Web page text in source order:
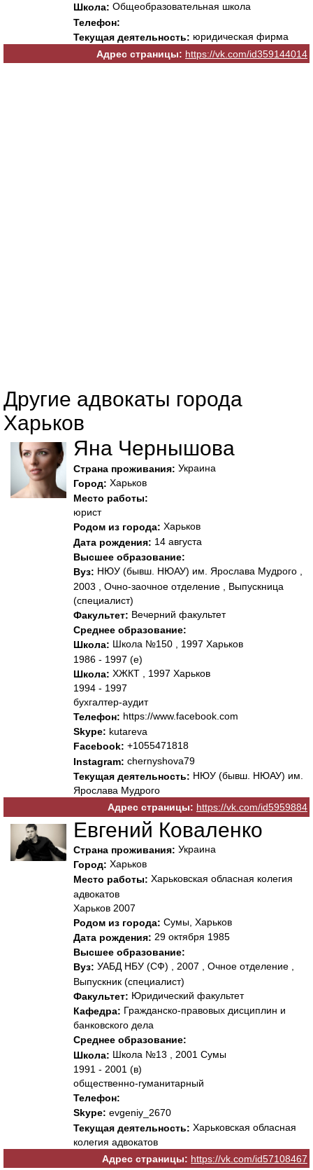
Школа: Общеобразовательная школа
Телефон:
Текущая деятельность: юридическая фирма
Адрес страницы: https://vk.com/id359144014
Другие адвокаты города
Харьков
Яна Чернышова
Страна проживания: Украина
Город: Харьков
Место работы:
юрист
Родом из города: Харьков
Дата рождения: 14 августа
Высшее образование:
Вуз: НЮУ (бывш. НЮАУ) им. Ярослава Мудрого ,
2003 , Очно-заочное отделение , Выпускница
(специалист)
Факультет: Вечерний факультет
Среднее образование:
Школа: Школа №150 , 1997 Харьков
1986 - 1997 (е)
Школа: ХЖКТ , 1997 Харьков
1994 - 1997
бухгалтер-аудит
Телефон: https://www.facebook.com
Skype: kutareva
Facebook: +1055471818
Instagram: chernyshova79
Текущая деятельность: НЮУ (бывш. НЮАУ) им.
Ярослава Мудрого
Адрес страницы: https://vk.com/id5959884
Евгений Коваленко
Страна проживания: Украина
Город: Харьков
Место работы: Харьковская обласная колегия
адвокатов
Харьков 2007
Родом из города: Сумы, Харьков
Дата рождения: 29 октября 1985
Высшее образование:
Вуз: УАБД НБУ (СФ) , 2007 , Очное отделение ,
Выпускник (специалист)
Факультет: Юридический факультет
Кафедра: Гражданско-правовых дисциплин и
банковского дела
Среднее образование:
Школа: Школа №13 , 2001 Сумы
1991 - 2001 (в)
общественно-гуманитарный
Телефон:
Skype: evgeniy_2670
Текущая деятельность: Харьковская обласная
колегия адвокатов
Адрес страницы: https://vk.com/id57108467